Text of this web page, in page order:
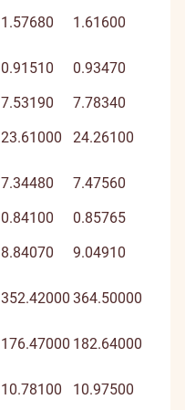
1.57680
1.61600
0.91510
0.93470
7.53190
7.78340
23.61000
24.26100
7.34480
7.47560
0.84100
0.85765
8.84070
9.04910
352.42000 364.50000
176.47000 182.64000
10.78100
10.97500